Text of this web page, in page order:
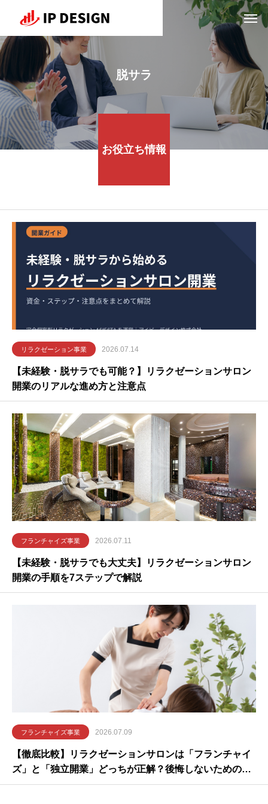
脱サラ
お役立ち情報
リラクゼーション事業 2026.07.14
【未経験・脱サラでも可能？】リラクゼーションサロン
開業のリアルな進め方と注意点
フランチャイズ事業 2026.07.11
【未経験・脱サラでも大丈夫】リラクゼーションサロン
開業の手順を7ステップで解説
フランチャイズ事業 2026.07.09
【徹底比較】リラクゼーションサロンは「フランチャイ
ズ」と「独立開業」どっちが正解？後悔しないための判
断基準